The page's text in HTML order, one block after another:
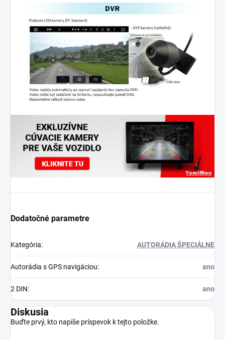
Dodatočné parametre
Kategória: AUTORÁDIA ŠPECIÁLNE
Autorádia s GPS navigáciou: ano
2 DIN: ano
Diskusia
Buďte prvý, kto napíše príspevok k tejto položke.